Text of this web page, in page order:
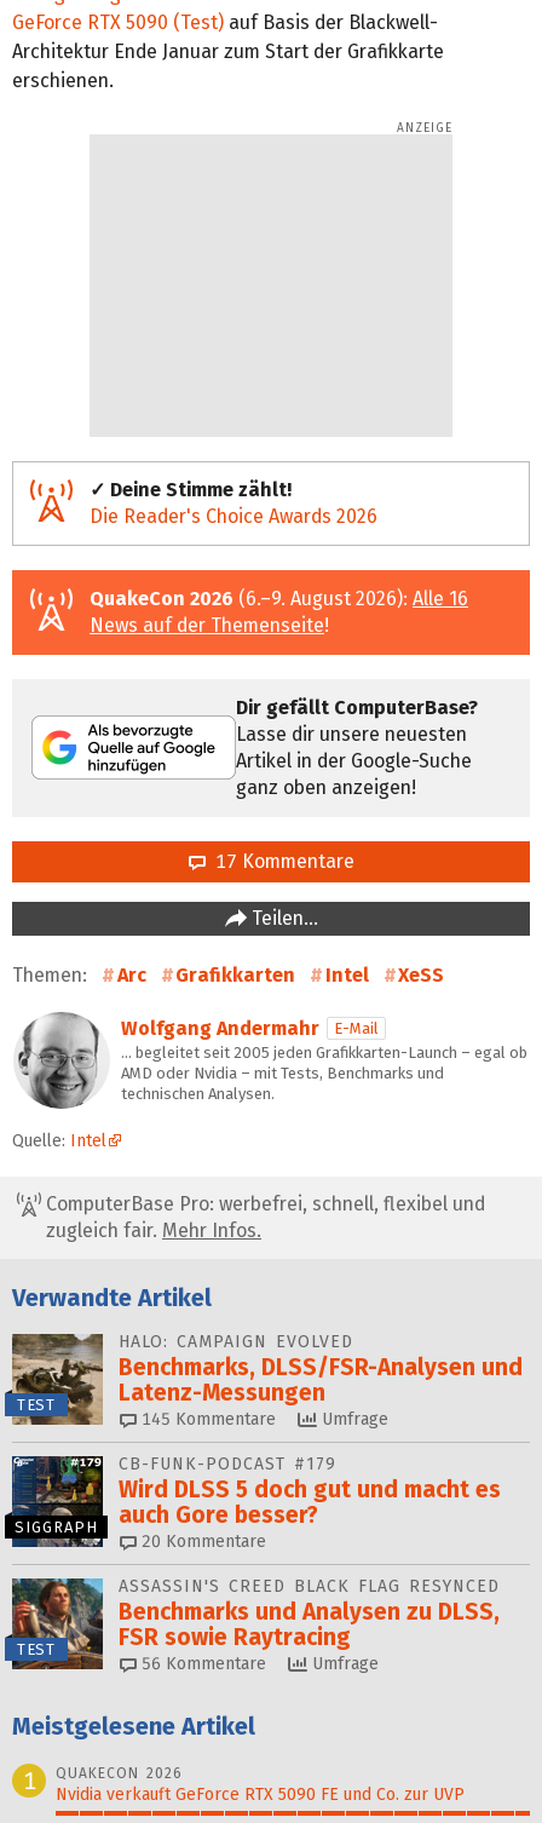
GeForce RTX 5090 (Test) auf Basis der Blackwell-
Architektur Ende Januar zum Start der Grafikkarte
erschienen.
✓ Deine Stimme zählt!
Die Reader's Choice Awards 2026
QuakeCon 2026 (6.–9. August 2026): Alle 16
News auf der Themenseite!
Dir gefällt ComputerBase?
Lasse dir unsere neuesten
Artikel in der Google-Suche
ganz oben anzeigen!
17 Kommentare
Teilen…
Themen: Arc Grafikkarten Intel XeSS
Wolfgang Andermahr
E-Mail
… begleitet seit 2005 jeden Grafikkarten-Launch – egal ob
AMD oder Nvidia – mit Tests, Benchmarks und
technischen Analysen.
Quelle: Intel
ComputerBase Pro: werbefrei, schnell, flexibel und
zugleich fair. Mehr Infos.
Verwandte Artikel
TEST
HALO: CAMPAIGN EVOLVED
Benchmarks, DLSS/FSR-Ana­ly­sen und
Latenz-Messungen
145 Kommentare Umfrage
SIGGRAPH
CB-FUNK-PODCAST #179
Wird DLSS 5 doch gut und macht es
auch Gore besser?
20 Kommentare
TEST
ASSASSIN'S CREED BLACK FLAG RESYNCED
Benchmarks und Analysen zu DLSS,
FSR sowie Raytracing
56 Kommentare Umfrage
Meistgelesene Artikel
1
QUAKECON 2026
Nvidia verkauft GeForce RTX 5090 FE und Co. zur UVP